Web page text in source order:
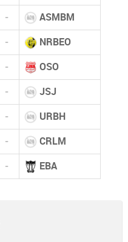
- ASMBM
- NRBEO
- OSO
- JSJ
- URBH
- CRLM
- EBA